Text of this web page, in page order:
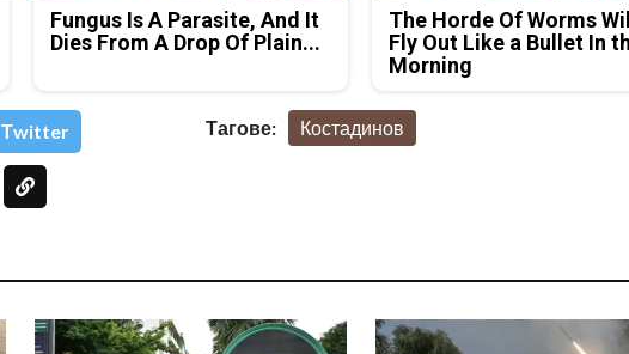
Fungus Is A Parasite, And It
Dies From A Drop Of Plain...
The Horde Of Worms
Fly Out Like a Bullet In
Morning
Тwitter Тагове: Костадинов